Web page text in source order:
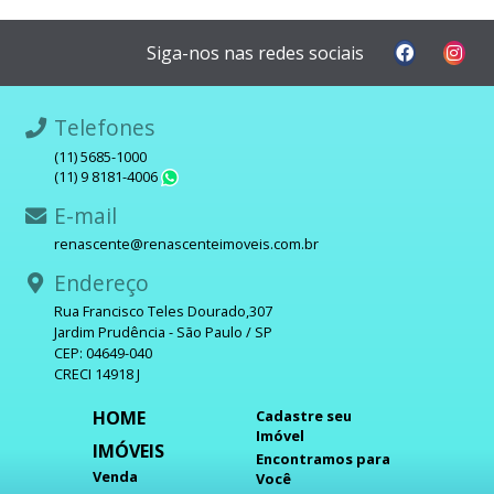
Siga-nos nas redes sociais
Telefones
(11) 5685-1000
(11) 9 8181-4006
E-mail
renascente@renascenteimoveis.com.br
Endereço
Rua Francisco Teles Dourado,307
Jardim Prudência - São Paulo / SP
CEP: 04649-040
CRECI 14918 J
HOME
IMÓVEIS
Venda
Cadastre seu
Imóvel
Encontramos para
Você